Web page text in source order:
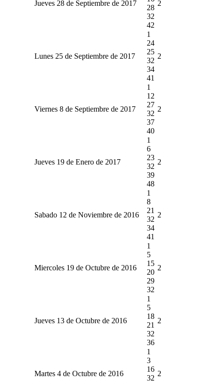
Jueves 28 de Septiembre de 2017
28
32
42
2
Lunes 25 de Septiembre de 2017
1
24
25
32
34
41
2
Viernes 8 de Septiembre de 2017
1
12
27
32
37
40
2
Jueves 19 de Enero de 2017
1
6
23
32
39
48
2
Sabado 12 de Noviembre de 2016
1
8
21
32
34
41
2
Miercoles 19 de Octubre de 2016
1
5
15
20
29
32
2
Jueves 13 de Octubre de 2016
1
5
18
21
32
36
2
Martes 4 de Octubre de 2016
1
3
16
32
2